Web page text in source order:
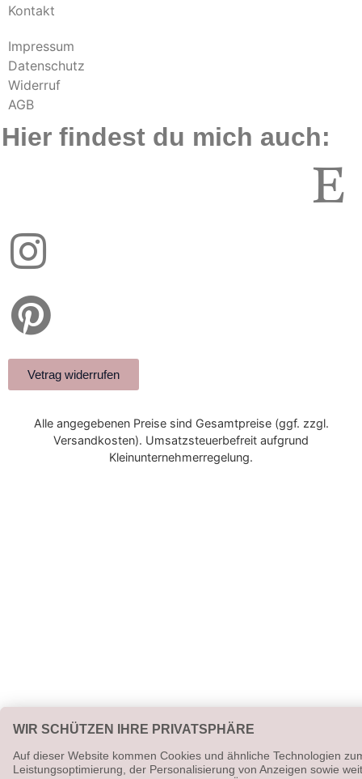
Kontakt
Impressum
Datenschutz
Widerruf
AGB
Hier findest du mich auch:
Vetrag widerrufen
Alle angegebenen Preise sind Gesamtpreise (ggf. zzgl.
Versandkosten). Umsatzsteuerbefreit aufgrund
Kleinunternehmerregelung.